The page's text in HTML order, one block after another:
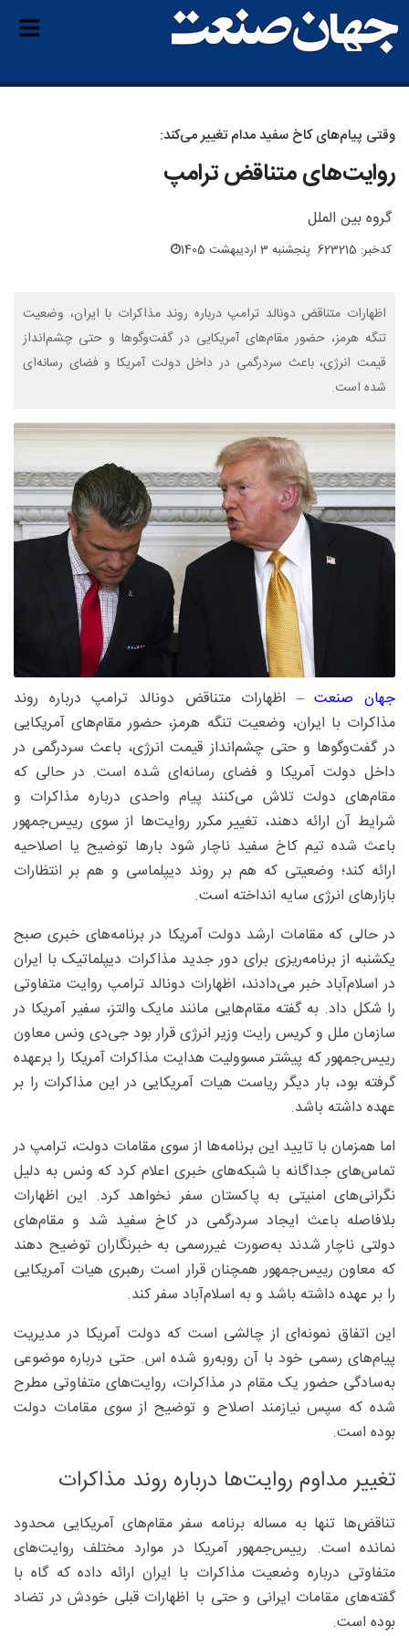
وقتی پیام‌های کاخ سفید مدام تغییر می‌کند:
روایت‌های متناقض ترامپ
گروه بین الملل
کدخبر: 623215 پنجشنبه 3 اردیبهشت 1405
اظهارات متناقض دونالد ترامپ درباره روند مذاکرات با ایران، وضعیت
تنگه هرمز، حضور مقام‌های آمریکایی در گفت‌وگوها و حتی چشم‌انداز
قیمت انرژی، باعث سردرگمی در داخل دولت آمریکا و فضای رسانه‌ای
شده است.
جهان‌ صنعت‌– اظهارات متناقض دونالد ترامپ درباره روند
مذاکرات با ایران، وضعیت تنگه هرمز، حضور مقام‌های آمریکایی
در گفت‌وگوها و حتی چشم‌انداز قیمت انرژی، باعث سردرگمی در
داخل دولت آمریکا و فضای رسانه‌ای شده است. در حالی که
مقام‌های دولت تلاش می‌کنند پیام واحدی درباره مذاکرات و
شرایط آن ارائه دهند، تغییر مکرر روایت‌ها از سوی رییس‌جمهور
باعث شده تیم کاخ سفید ناچار شود بارها توضیح یا اصلاحیه
ارائه کند؛ وضعیتی که هم بر روند دیپلماسی و هم بر انتظارات
بازارهای انرژی سایه انداخته است.
در حالی که مقامات ارشد دولت آمریکا در برنامه‌های خبری صبح
یکشنبه از برنامه‌ریزی برای دور جدید مذاکرات دیپلماتیک با ایران
در اسلام‌آباد خبر می‌دادند، اظهارات دونالد ترامپ روایت متفاوتی
را شکل داد. به گفته مقام‌هایی مانند مایک والتز، سفیر آمریکا در
سازمان ملل و کریس رایت وزیر انرژی قرار بود جی‌دی ونس معاون
رییس‌جمهور که پیشتر مسوولیت هدایت مذاکرات آمریکا را برعهده
گرفته بود، بار دیگر ریاست هیات آمریکایی در این مذاکرات را بر
عهده داشته باشد.
اما همزمان با تایید این برنامه‌ها از سوی مقامات دولت، ترامپ در
تماس‌های جداگانه با شبکه‌های خبری اعلام کرد که ونس به دلیل
نگرانی‌های امنیتی به پاکستان سفر نخواهد کرد. این اظهارات
بلافاصله باعث ایجاد سردرگمی در کاخ سفید شد و مقام‌های
دولتی ناچار شدند به‌صورت غیررسمی به خبرنگاران توضیح دهند
که معاون رییس‌جمهور همچنان قرار است رهبری هیات آمریکایی
را بر عهده داشته باشد و به اسلام‌آباد سفر کند.
این اتفاق نمونه‌ای از چالشی است که دولت آمریکا در مدیریت
پیام‌های رسمی خود با آن روبه‌رو شده اس. حتی درباره موضوعی
به‌سادگی حضور یک مقام در مذاکرات، روایت‌های متفاوتی مطرح
شده که سپس نیازمند اصلاح و توضیح از سوی مقامات دولت
بوده است.
تغییر مداوم روایت‌ها درباره روند مذاکرات
تناقض‌ها تنها به مساله برنامه سفر مقام‌های آمریکایی محدود
نمانده است. رییس‌جمهور آمریکا در موارد مختلف روایت‌های
متفاوتی درباره وضعیت مذاکرات با ایران ارائه داده که گاه با
گفته‌های مقامات ایرانی و حتی با اظهارات قبلی خودش در تضاد
بوده است.